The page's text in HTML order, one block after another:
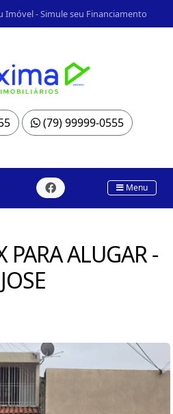
Imóvel-Simule seu Financiamento
(79) 99999-0555
Menu
PARA ALUGAR -